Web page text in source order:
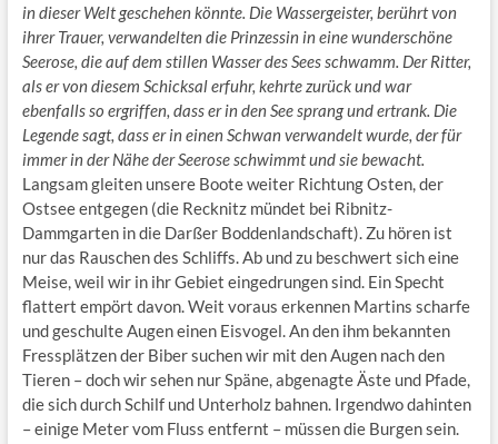
in dieser Welt geschehen könnte. Die Wassergeister, berührt von
ihrer Trauer, verwandelten die Prinzessin in eine wunderschöne
Seerose, die auf dem stillen Wasser des Sees schwamm. Der Ritter,
als er von diesem Schicksal erfuhr, kehrte zurück und war
ebenfalls so ergriffen, dass er in den See sprang und ertrank. Die
Legende sagt, dass er in einen Schwan verwandelt wurde, der für
immer in der Nähe der Seerose schwimmt und sie bewacht.
Langsam gleiten unsere Boote weiter Richtung Osten, der
Ostsee entgegen (die Recknitz mündet bei Ribnitz-
Dammgarten in die Darßer Boddenlandschaft). Zu hören ist
nur das Rauschen des Schliffs. Ab und zu beschwert sich eine
Meise, weil wir in ihr Gebiet eingedrungen sind. Ein Specht
flattert empört davon. Weit voraus erkennen Martins scharfe
und geschulte Augen einen Eisvogel. An den ihm bekannten
Fressplätzen der Biber suchen wir mit den Augen nach den
Tieren – doch wir sehen nur Späne, abgenagte Äste und Pfade,
die sich durch Schilf und Unterholz bahnen. Irgendwo dahinten
– einige Meter vom Fluss entfernt – müssen die Burgen sein.